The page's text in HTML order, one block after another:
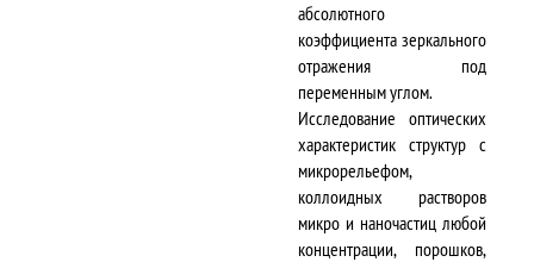
абсолютного
коэффициента зеркального
отражения под
переменным углом.
Исследование оптических
характеристик структур с
микрорельефом,
коллоидных растворов
микро и наночастиц любой
концентрации, порошков,